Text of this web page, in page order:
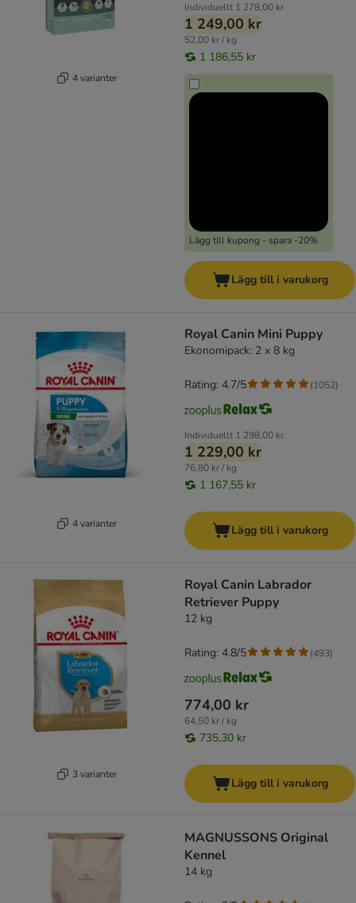
4 varianter
Individuellt 1 278,00 kr
1 249,00 kr
52,00 kr / kg
1 186,55 kr
Lägg till kupong - spara -20%
Lägg till i varukorg
4 varianter
Royal Canin Mini Puppy
Ekonomipack: 2 x 8 kg
Individuellt 1 298,00 kr
1 229,00 kr
76,80 kr / kg
1 167,55 kr
Rating: 4.7/5 (1052)
Lägg till i varukorg
3 varianter
Royal Canin Labrador
Retriever Puppy
12 kg
774,00 kr
64,50 kr / kg
735,30 kr
Rating: 4.8/5 (493)
Lägg till i varukorg
MAGNUSSONS Original
Kennel
14 kg